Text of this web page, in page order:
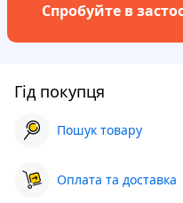
Спробуйте в
Гід покупця
Пошук товару
Оплата та доставка